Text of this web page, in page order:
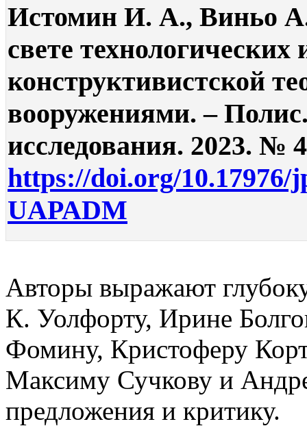
Истомин И. А., Виньо
свете
конструктивистской
вооружениями. –
исследования. 2023. №
https://doi.org/10.17976/
UAPADM
Авторы выражают
К. Уолфорту, Ирине
Фомину, Кристоферу
Максиму Сучкову и
предложения и критику.